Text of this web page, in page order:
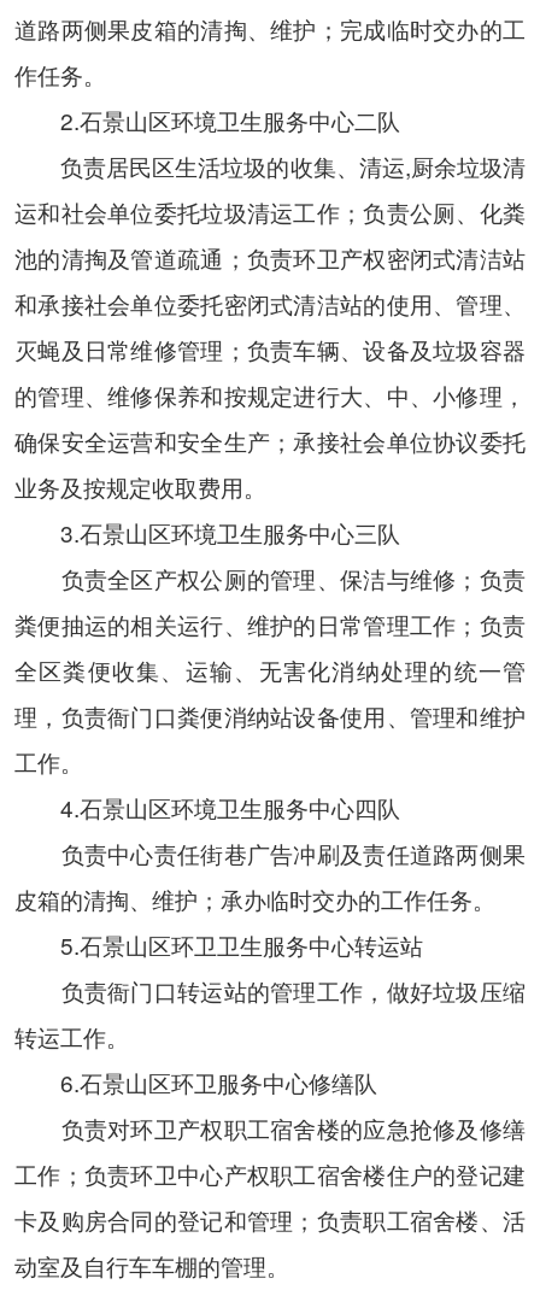
道路两侧果皮箱的清掏、维护；完成临时交办的工
作任务。
2.石景山区环境卫生服务中心二队
负责居民区生活垃圾的收集、清运,厨余垃圾清
运和社会单位委托垃圾清运工作；负责公厕、化粪
池的清掏及管道疏通；负责环卫产权密闭式清洁站
和承接社会单位委托密闭式清洁站的使用、管理、
灭蝇及日常维修管理；负责车辆、设备及垃圾容器
的管理、维修保养和按规定进行大、中、小修理，
确保安全运营和安全生产；承接社会单位协议委托
业务及按规定收取费用。
3.石景山区环境卫生服务中心三队
负责全区产权公厕的管理、保洁与维修；负责
粪便抽运的相关运行、维护的日常管理工作；负责
全区粪便收集、运输、无害化消纳处理的统一管
理，负责衙门口粪便消纳站设备使用、管理和维护
工作。
4.石景山区环境卫生服务中心四队
负责中心责任街巷广告冲刷及责任道路两侧果
皮箱的清掏、维护；承办临时交办的工作任务。
5.石景山区环卫卫生服务中心转运站
负责衙门口转运站的管理工作，做好垃圾压缩
转运工作。
6.石景山区环卫服务中心修缮队
负责对环卫产权职工宿舍楼的应急抢修及修缮
工作；负责环卫中心产权职工宿舍楼住户的登记建
卡及购房合同的登记和管理；负责职工宿舍楼、活
动室及自行车车棚的管理。